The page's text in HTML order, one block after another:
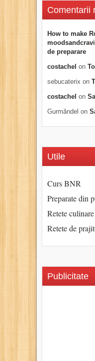
Comentarii
How to make
de preparare
costachel on
sebucaterix on
costachel on
Gurmăndel on
Utile
Curs BNR
Preparate din
Retete culinare
Retete de
Publicitate